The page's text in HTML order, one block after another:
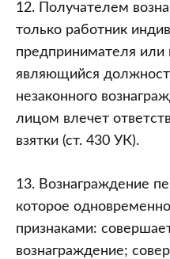
12. Получателем
только работник
предпринимателя или
являющийся
незаконного
лицом влечет
взятки (ст. 430 УК).
13. Вознаграждение
которое
признаками:
вознаграждение;